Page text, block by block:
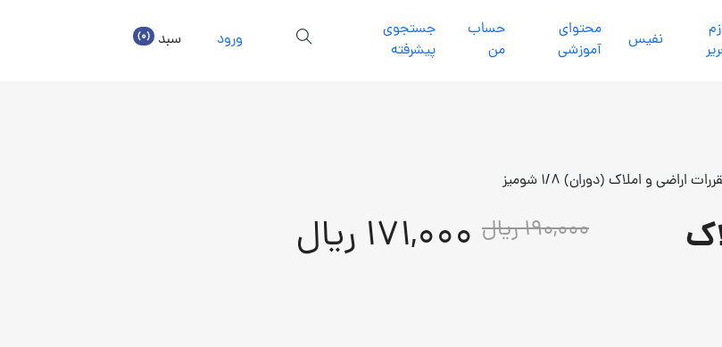
نفيس
محتواي
آموزشي
حساب
من
جستجوی
پیشرفته
ورود سبد (0)
اراضی و املاک (دوران) 1/8 شومیز
190,000 ریال 171,000 ریال